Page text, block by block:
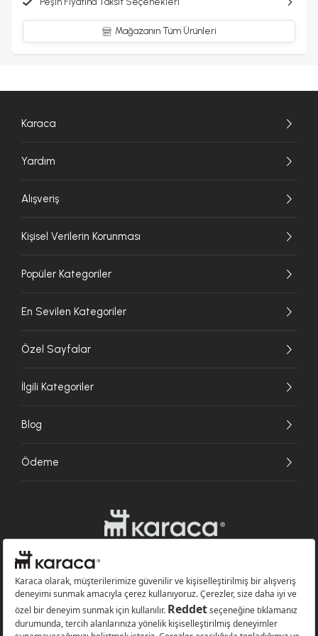
Mağazanın Tüm Ürünleri
Karaca
Yardım
Alışveriş
Kişisel Verilerin Korunması
Popüler Kategoriler
En Sevilen Kategoriler
Özel Sayfalar
İlgili Kategoriler
Blog
Ödeme
Websitesinde kullanılan bazı görseller yapay zekâ (AI) ile üretilmiştir.